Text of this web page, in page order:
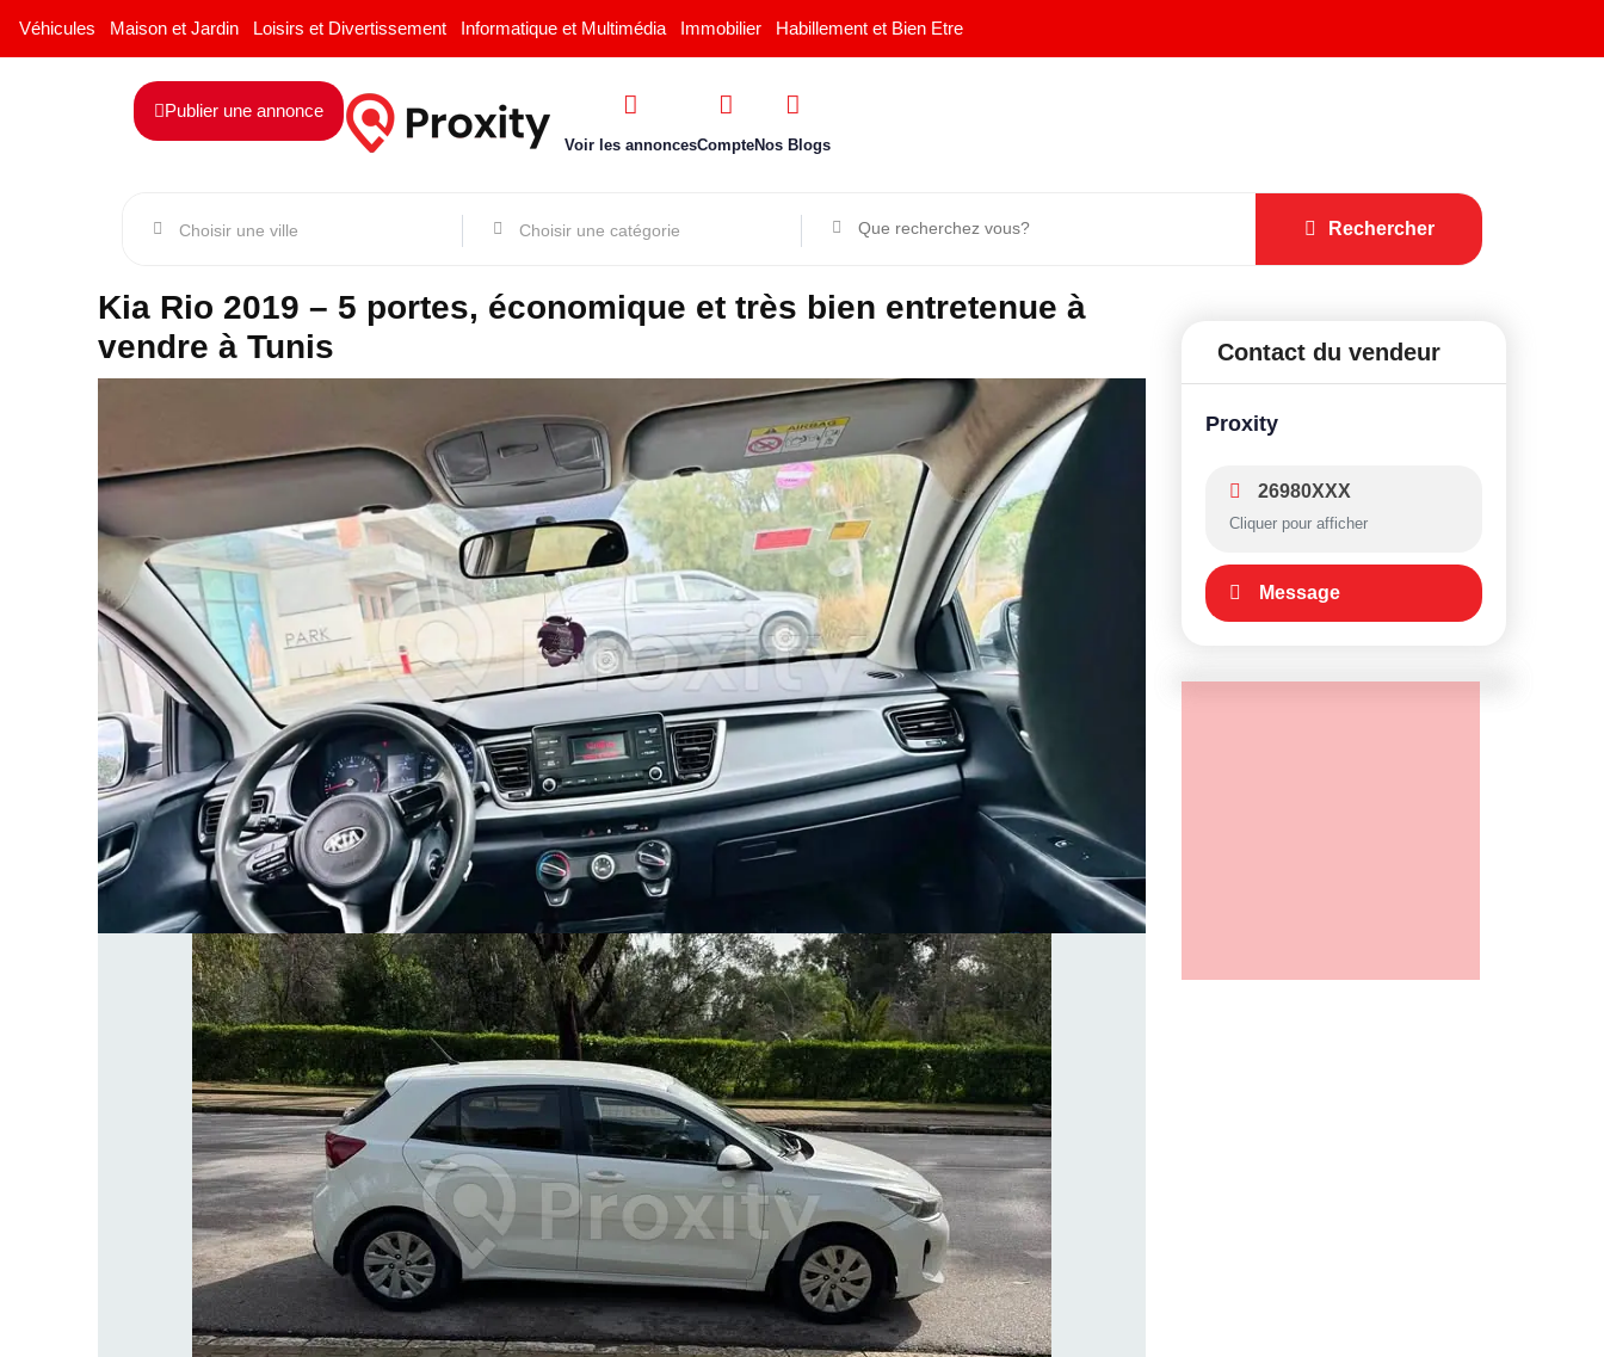
Véhicules Maison et Jardin Loisirs et Divertissement Informatique et Multimédia Immobilier Habillement et Bien Etre
Publier une annonce
Voir les annoncesCompteNos Blogs
Rechercher
Kia Rio 2019 – 5 portes, économique et très bien entretenue à
vendre à Tunis
Contact du vendeur
Proxity
26980XXX
Cliquer pour afficher
Message